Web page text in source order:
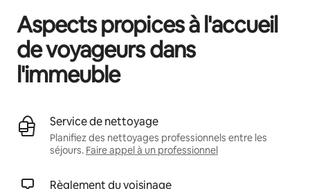
Aspects propices à l'accueil
de voyageurs dans
l'immeuble
Service de nettoyage
Planifiez des nettoyages professionnels entre les
séjours. Faire appel à un professionnel
Règlement du voisinage